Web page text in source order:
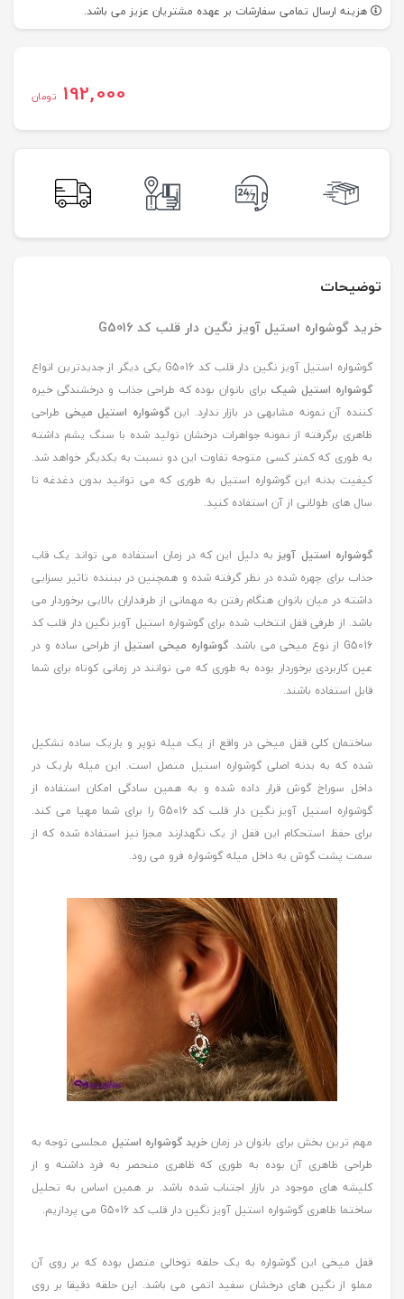
هزینه ارسال تمامی سفارشات بر عهده مشتریان عزیز می باشد.
192,000 تومان
توضیحات
خرید گوشواره استیل آویز نگین دار قلب کد G5016
گوشواره استیل آویز نگین دار قلب کد G5016 یکی دیگر از جدیدترین انواع
گوشواره استیل شیکبرای بانوان بوده که طراحی جذاب و درخشندگی خیره
کننده آن نمونه مشابهی در بازار ندارد. اینگوشواره استیل میخی طراحی
ظاهری برگرفته از نمونه جواهرات درخشان تولید شده با سنگ یشم داشته
به طوری که کمتر کسی متوجه تفاوت این دو نسبت به یکدیگر خواهد شد.
کیفیت بدنه این گوشواره استیل به طوری که می توانید بدون دغدغه تا
سال های طولانی از آن استفاده کنید.
گوشواره استیل آویزبه دلیل این که در زمان استفاده می تواند یک قاب
جذاب برای چهره شده در نظر گرفته شده و همچنین در ببننده تاثیر بسزایی
داشته در میان بانوان هنگام رفتن به مهمانی از طرفداران بالایی برخوردار می
باشد. از طرفی قفل انتخاب شده برای گوشواره استیل آویز نگین دار قلب کد
G5016 از نوع میخی می باشد.
گوشواره میخی استیلاز طراحی ساده و در
عین کاربردی برخوردار بوده به طوری که می توانند در زمانی کوتاه برای شما
قابل استفاده باشند.
ساختمان کلی قفل میخی در واقع از یک میله توپر و باریک ساده تشکیل
شده که به بدنه اصلی گوشواره استیل متصل است. این میله باریک در
داخل سوراخ گوش قرار داده شده و به همین سادگی امکان استفاده از
گوشواره استیل آویز نگین دار قلب کد G5016 را برای شما مهیا می کند.
برای حفظ استحکام این قفل از یک نگهدارند مجزا نیز استفاده شده که از
سمت پشت گوش به داخل میله گوشواره فرو می رود.
مهم ترین بخش برای بانوان در زمانخرید گوشواره استیل مجلسی توجه به
طراحی ظاهری آن بوده به طوری که ظاهری منحصر به فرد داشته و از
کلیشه های موجود در بازار اجتناب شده باشد. بر همین اساس به تحلیل
ساختما ظاهری گوشواره استیل آویز نگین دار قلب کد G5016 می پردازیم.
قفل میخی این گوشواره به یک حلقه توخالی متصل بوده که بر روی آن
مملو از نگین های درخشان سفید اتمی می باشد. این حلقه دقیقا بر روی